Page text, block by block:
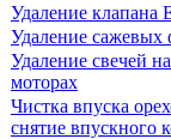
Удаление клапана
Удаление сажевых
Удаление свечей
моторах
Чистка впуска
снятие впускного